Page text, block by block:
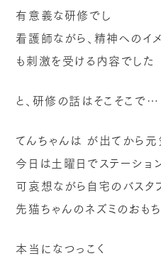
有意義な研修でし
看護師ながら、精神へのイ
も刺激を受ける内容でした
と、研修の話はそこそこで…
てんちゃんは が出てから
今日は土曜日でステーシ
可哀想ながら自宅のバス
先猫ちゃんのネズミのおも
本当になつっこく